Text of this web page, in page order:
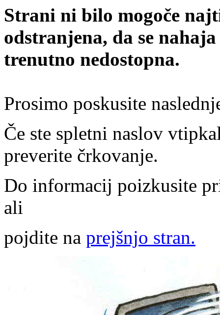
Strani ni bilo mogoče
odstranjena, da se
trenutno nedostopna.
Prosimo poskusite
Če ste spletni naslov
preverite črkovanje.
Do informacij poizkusite
ali
pojdite na prejšnjo stran.